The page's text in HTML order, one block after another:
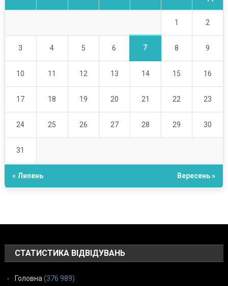
1 2
3 4 5 6 7 8 9
10 11 12 13 14 15 16
17 18 19 20 21 22 23
24 25 26 27 28 29 30
31
« Липень Вересень »
СТАТИСТИКА ВІДВІДУВАНЬ
Головна (376 989)